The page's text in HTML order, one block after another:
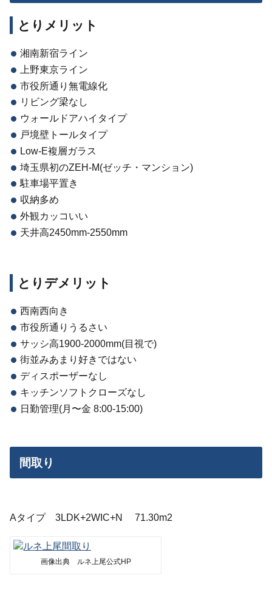
とりメリット
湘南新宿ライン
上野東京ライン
市役所通り無電線化
リビング梁なし
ウォールドアハイタイプ
戸境壁トールタイプ
Low-E複層ガラス
埼玉県初のZEH-M(ゼッチ・マンション)
駐車場平置き
収納多め
外観カッコいい
天井高2450mm-2550mm
とりデメリット
西南西向き
市役所通りうるさい
サッシ高1900-2000mm(目視で)
街並みあまり好きではない
ディスポーザーなし
キッチンソフトクローズなし
日勤管理(月〜金 8:00-15:00)
間取り
Aタイプ 3LDK+2WIC+N 71.30m2
画像出典 ルネ上尾公式HP